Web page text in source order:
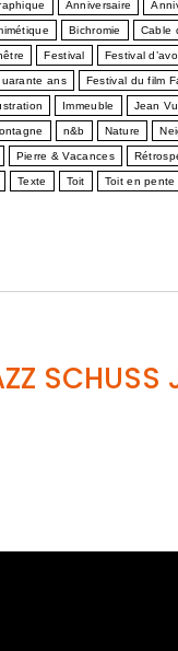
Anniversaire
Bichromie Cable
Festival Festival
ans Festival du film
Immeuble Jean
n&b Nature
Pierre & Vacances
Texte Toit Toit en pente
SCHUSS